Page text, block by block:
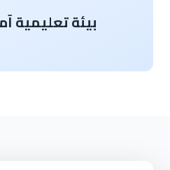
بيئة تعليمية